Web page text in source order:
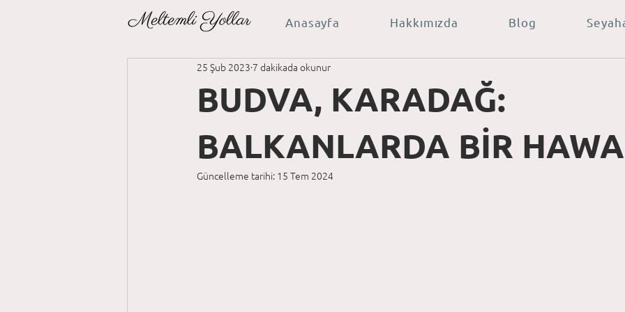
Anasayfa Hakkımızda Blog
BUDVA, KARADAĞ:
BALKANLARDA BİR
25 Şub 2023 7 dakikada okunur
Güncelleme tarihi: 15 Tem 2024